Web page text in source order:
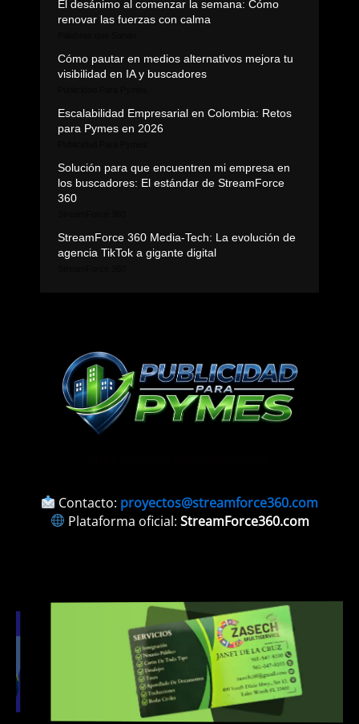
El desánimo al comenzar la semana: Cómo
renovar las fuerzas con calma
Cómo pautar en medios alternativos mejora tu
visibilidad en IA y buscadores
Escalabilidad Empresarial en Colombia: Retos
para Pymes en 2026
Solución para que encuentren mi empresa en
los buscadores: El estándar de StreamForce
360
StreamForce 360 Media-Tech: La evolución de
agencia TikTok a gigante digital
Contacto: proyectos@streamforce360.com
Plataforma oficial: StreamForce360.com